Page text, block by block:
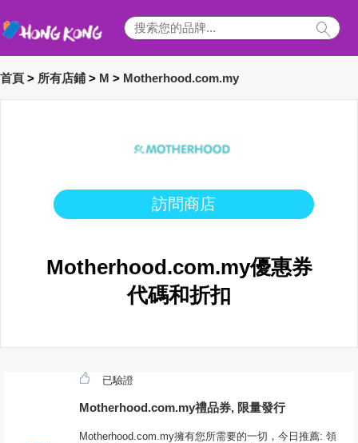
首頁 > 所有店鋪 > M > Motherhood.com.my
訪問商店
Motherhood.com.my優惠券
代碼和折扣
已驗證
Motherhood.com.my禮品券, 限量發行
Motherhood.com.my擁有您所需要的一切，今日推薦: 領